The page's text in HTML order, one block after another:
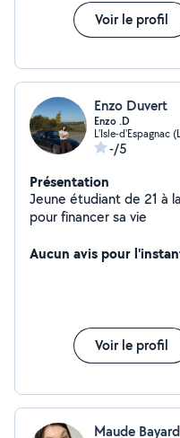
Voir le profil
Enzo Duvert
Enzo .D
L'Isle-d'Espagnac
-/5
Présentation
Jeune étudiant de 21 à
pour financer sa vie
Aucun avis pour
Voir le profil
Maude Bayard